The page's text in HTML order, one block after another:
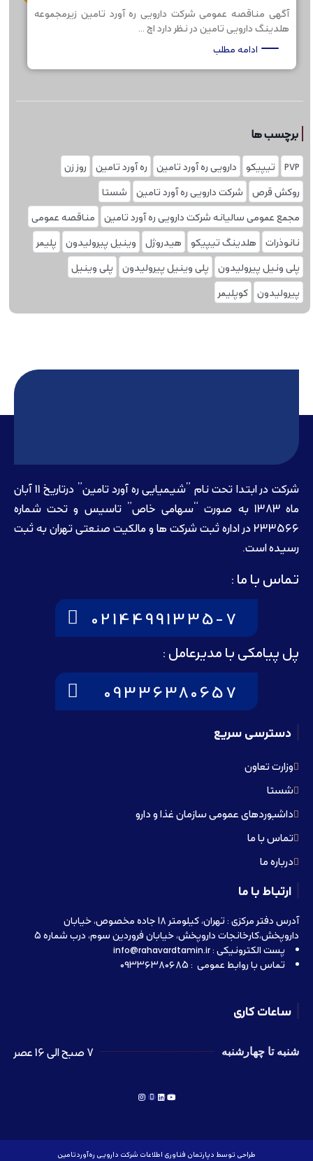
آگهی مناقصه عمومی شرکت دارویی ره آورد تامین زیرمجموعه
هلدینگ دارویی تامین در نظر دارد اچ ...
ادامه مطلب
برچسب ها
PVP تیپیکو دارویی ره آورد تامین ره آورد تامین
روز زن
روکش قرص
شرکت دارویی ره آورد تامین
شستا
مجمع عمومی سالیانه شرکت دارویی ره آورد تامین
مناقصه عمومی
نانوذرات
هلدینگ تیپیکو هیدروژل وینیل پیرولیدون
پلیمر
پلی ونیل پیرولیدون
پلی وینیل پیرولیدون
پلی‌ وینیل
پیرولیدون
کوپلیمر
شرکت در ابتدا تحت نام ”شیمیایی ره آورد تامين” درتاريخ 11 آبان
ماه 1383 به صورت “سهامی خاص” تاسيس و تحت شماره
233566 در اداره ثبت شرکت ها و مالکيت صنعتی تهران به ثبت
رسيده است.
تماس با ما :
02144991335-7
پل پیامکی با مدیرعامل :
09336380657
دسترسی سریع
وزارت تعاون
شستا
داشبوردهای عمومی سازمان غذا و دارو
تماس با ما
درباره ما
ارتباط با ما
آدرس دفتر مرکزی : تهران، کیلومتر 18 جاده مخصوص، خیابان
داروپخش،کارخانجات داروپخش، خیابان فروردین سوم، درب شماره 5
پست الکترونیکی : info@rahavardtamin.ir
تماس با روابط عمومی : 09336380685
ساعات کاری
شنبه تا چهارشنبه 7 صبح الی 16 عصر
طراحی توسط دپارتمان فناوری اطلاعات شرکت دارویی ره‌آوردتامین